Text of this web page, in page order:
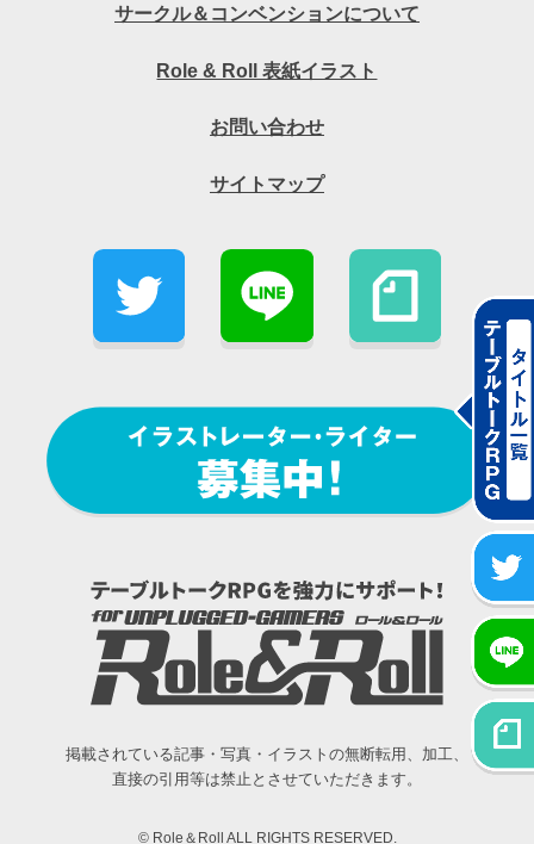
サークル＆コンベンションについて
Role & Roll 表紙イラスト
お問い合わせ
サイトマップ
掲載されている記事・写真・イラストの無断転用、加工、
直接の引用等は禁止とさせていただきます。
© Role＆Roll ALL RIGHTS RESERVED.